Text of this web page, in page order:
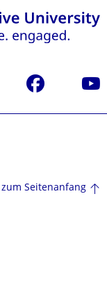
Facebook
Seitenanfang